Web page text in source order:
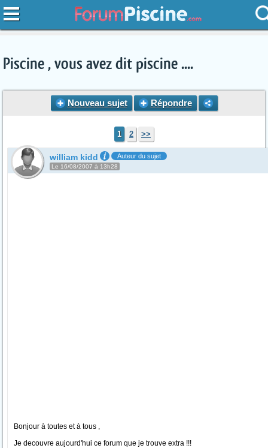
Piscine , vous avez dit piscine ....
Nouveau sujet Répondre
1 2 >>
william kidd Auteur du sujet
Le 16/08/2007 à 13h28
Bonjour à toutes et à tous ,
Je decouvre aujourd'hui ce forum que je trouve extra !!!